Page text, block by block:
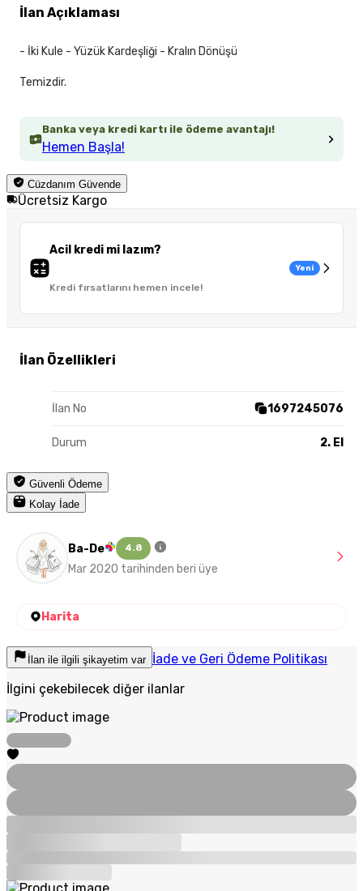
Banka veya kredi kartı ile ödeme avantajı!
Hemen Başla!
Cüzdanım Güvende
Ücretsiz Kargo
Acil kredi mi lazım?
Kredi fırsatlarını hemen incele!
Yeni
İlan Özellikleri
İlan No 1697245076
Durum 2. El
Güvenli Ödeme
Kolay İade
İlan Açıklaması
- İki Kule - Yüzük Kardeşliği - Kralın Dönüşü
Temizdir.
Ba-De 4.8
Mar 2020 tarihinden beri üye
Harita
İlan ile ilgili şikayetim var İade ve Geri Ödeme Politikası
İlgini çekebilecek diğer ilanlar